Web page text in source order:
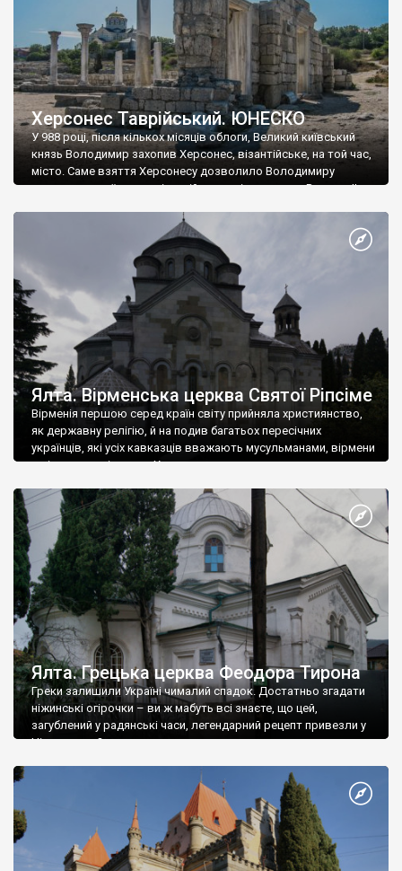
Херсонес Таврійський. ЮНЕСКО
У 988 році, після кількох місяців облоги, Великий київський
князь Володимир захопив Херсонес, візантійське, на той час,
місто. Саме взяття Херсонесу дозволило Володимиру
диктувати свої умови візантійському імператору Василю ІІ, та
Херсонесі Володимир-язичник, став Василем-християнином.
А потім було Хрещення Русі. На честь Херсонесу Таврійського
Ялта. Вірменська церква Святої Ріпсіме
Вірменія першою серед країн світу прийняла християнство,
як державну релігію, й на подив багатьох пересічних
українців, які усіх кавказців вважають мусульманами, вірмени
є відданими вірянами Христа
Ялта. Грецька церква Феодора Тирона
Греки залишили Україні чималий спадок. Достатньо згадати
ніжинські огірочки – ви ж мабуть всі знаєте, що цей,
загублений у радянські часи, легендарний рецепт привезли у
Ніжин греки?